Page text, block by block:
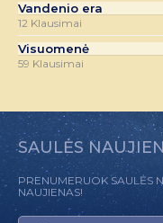
Vandenio era
12 Klausimai
Visuomenė
59 Klausimai
SAULĖS
PRENUMERUOK SAULĖS
NAUJIENAS!